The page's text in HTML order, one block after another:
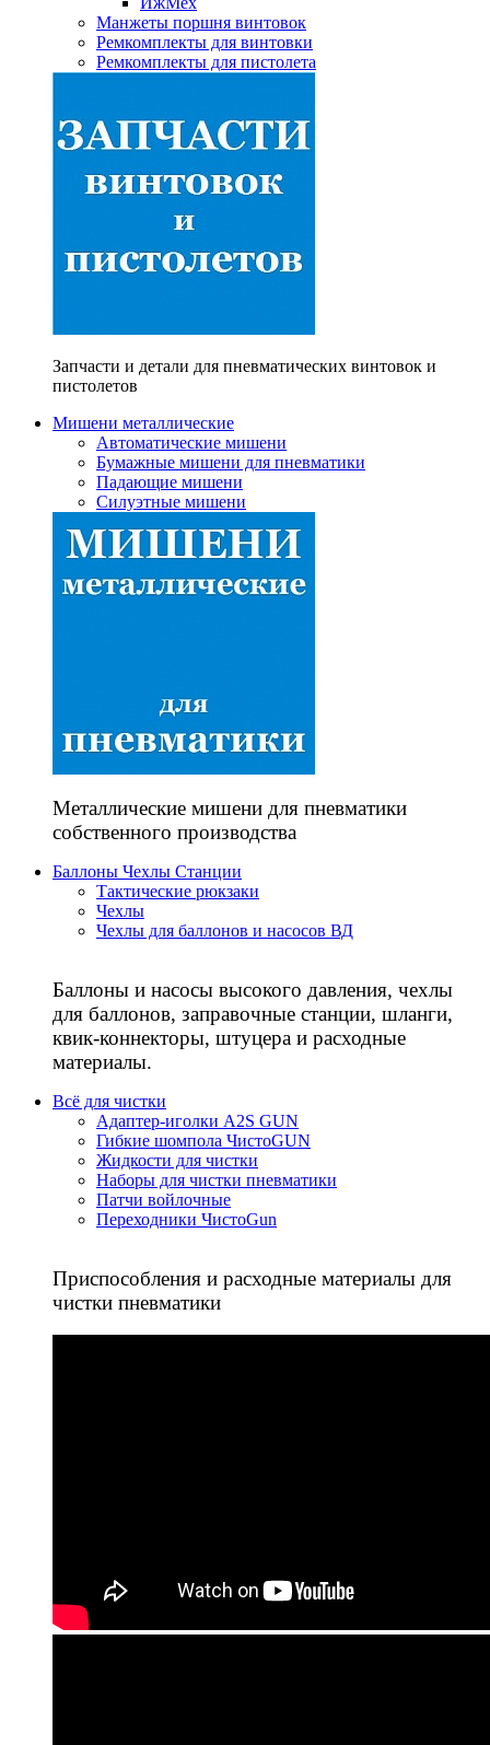
Манжеты поршня винтовок
Ремкомплекты для винтовки
Ремкомплекты для пистолета
Запчасти и детали для пневматических винтовок и
пистолетов
Мишени металлические
Автоматические мишени
Бумажные мишени для пневматики
Падающие мишени
Силуэтные мишени
Металлические мишени для пневматики
собственного производства
Баллоны Чехлы Станции
Тактические рюкзаки
Чехлы
Чехлы для баллонов и насосов ВД
Баллоны и насосы высокого давления, чехлы
для баллонов, заправочные станции, шланги,
квик-коннекторы, штуцера и расходные
материалы.
Всё для чистки
Адаптер-иголки A2S GUN
Гибкие шомпола ЧистоGUN
Жидкости для чистки
Наборы для чистки пневматики
Патчи войлочные
Переходники ЧистоGun
Приспособления и расходные материалы для
чистки пневматики